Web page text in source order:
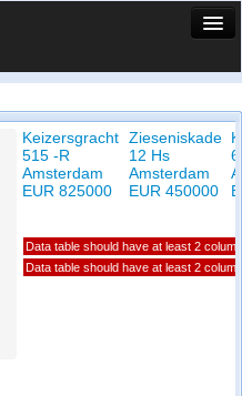
Keizersgracht
515 -R
Amsterdam
EUR 825000
Zieseniskade
12 Hs
Amsterdam
EUR 450000
Data table should have at least 2
Data table should have at least 2